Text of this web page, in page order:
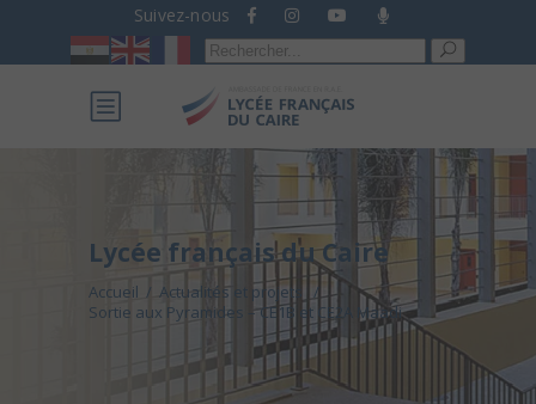
Suivez-nous
Recherche
pour :
Lycée français du Caire
Accueil / Actualités et projets
/
Sortie aux Pyramides – CE1B et CE2A Maadi